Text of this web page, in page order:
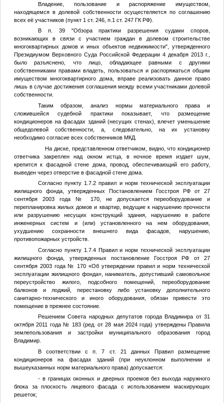
Владение, пользование и распоряжение имуществом,
находящемся в долевой собственности осуществляется по соглашению
всех её участников (пункт 1 ст. 246, п.1 ст. 247 ГК РФ).
В п. 39 "Обзора практики разрешения судами споров,
возникающих в связи с участием граждан в долевом строительстве
многоквартирных домов и иных объектов недвижимости", утвержденного
Президиумом Верховного Суда Российской Федерации 4 декабря 2013 г.,
было разъяснено, что лицо, обладающее равными с другими
собственниками правами владеть, пользоваться и распоряжаться общим
имуществом многоквартирного дома, вправе реализовать данное право
лишь в случае достижения соглашения между всеми участниками долевой
собственности.
Таким образом, анализ нормы материального права и
сложившейся судебной практики показывает, что размещение
кондиционеров на фасадах зданий (несущих стенах), влечет уменьшение
общедолевой собственности, а, следовательно, на их установку
необходимо согласие всех собственников МКД.
На диске, представленном ответчиком, видно, что кондиционер
ответчика закреплен над окном истца, в ночное время издает шум,
крепится к фасадной стене дома, провод, обеспечивающий его работу,
выведен через отверстие в фасадной стене дома.
Согласно пункту 1.7.2 правил и норм технической эксплуатации
жилищного фонда, утвержденных Постановлением Госстроя РФ от 27
сентября 2003 года № 170, не допускается переоборудование и
перепланировка жилых домов и квартир, ведущие к нарушению прочности
или разрушению несущих конструкций здания, нарушению в работе
инженерных систем и (или) установленного на нем оборудования,
ухудшению сохранности внешнего вида фасадов, нарушению,
противопожарных устройств.
Согласно пункту 1.7.4 Правил и норм технической эксплуатации
жилищного фонда, утвержденных постановление Госстроя РФ от 27
сентября 2003 года № 170 «Об утверждении правил и норм технической
эксплуатации жилищного фонда», наниматель, допустивший самовольное
переустройство жилого, подсобного помещений, переоборудование
балконов и лоджий, перестановку либо установку дополнительного
санитарно-технического и иного оборудования, обязан привести это
помещение в прежнее состояние.
Решением Совета народных депутатов города Владимира от 31
октября 2011 года № 183 (ред. от 28 мая 2024 года) утверждены Правила
землепользования и застройки муниципального образования город
Владимир.
В соответствии с п. 7 ст. 21 данных Правил размещение
кондиционеров на фасадах зданий (при неуклонном выполнении и
вышеуказанных норм материального права) допускается:
- в границах оконных и дверных проемов без выхода наружного
блока за плоскость лицевого фасада с использованием маскирующих
решеток;